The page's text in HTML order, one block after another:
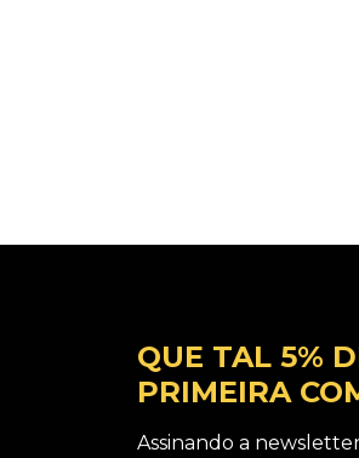
QUE TAL 5%
PRIMEIRA
Assinando a